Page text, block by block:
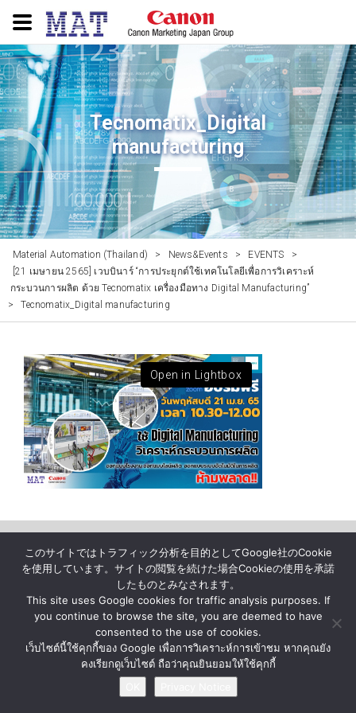
Tecnomatix_Digital
manufacturing
Material Automation (Thailand) > News&Events > EVENTS
>
[21 เมษายน 2565] เวบบินาร์ “การประยุกต์ใช้เทคโนโลยีเพื่อการวิเคราะห์
กระบวนการผลิต ด้วย Tecnomatix เครื่องมือทาง Digital Manufacturing”
>
Tecnomatix_Digital manufacturing
Open in Lightbox
News About Us Contact Us Privacy Notice
© BY MATERIAL AUTOMATION ( THAILAND ) Co., Ltd.
このサイトではトラフィック分析を目的としてGoogle社のCookie
を使用しています。サイトの閲覧を続けた場合Cookieの使用を承諾
したものとみなされます。
This site uses Google cookies for traffic analysis purposes. If
you continue to browse the site, you are deemed to have
consented to the use of cookies.
เว็บไซต์นี้ใช้คุกกี้ของ Google เพื่อการวิเคราะห์การเข้าชม หากคุณยัง
คงเรียกดูเว็บไซต์ ถือว่าคุณยินยอมให้ใช้คุกกี้